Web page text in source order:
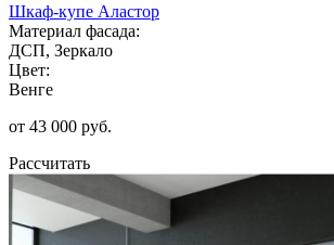
Шкаф-купе Аластор
Материал фасада:
ДСП, Зеркало
Цвет:
Венге
от 43 000 руб.
Рассчитать